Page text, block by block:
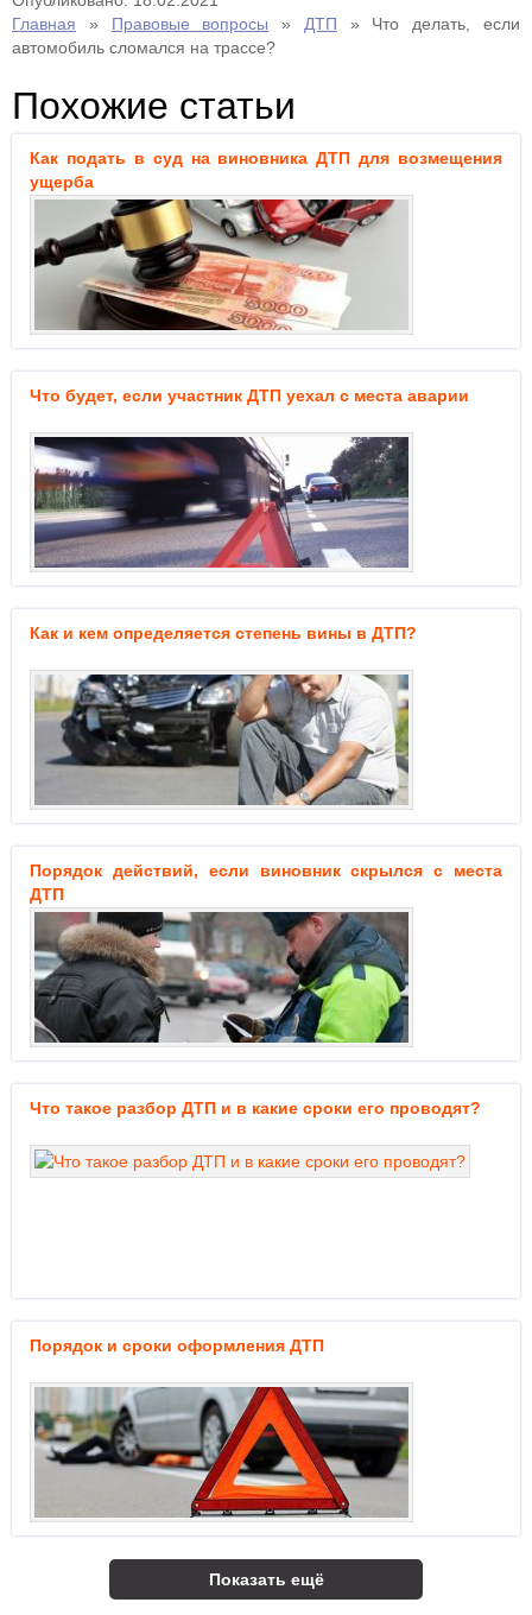
Главная » Правовые вопросы » ДТП » Что делать, если
автомобиль сломался на трассе?
Похожие статьи
Как подать в суд на виновника ДТП для возмещения
ущерба
Что будет, если участник ДТП уехал с места аварии
Как и кем определяется степень вины в ДТП?
Порядок действий, если виновник скрылся с места
ДТП
Что такое разбор ДТП и в какие сроки его проводят?
Порядок и сроки оформления ДТП
Показать ещё